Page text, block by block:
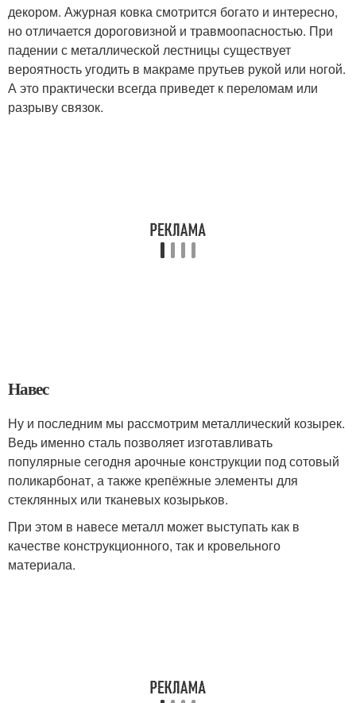
декором. Ажурная ковка смотрится богато и интересно,
но отличается дороговизной и травмоопасностью. При
падении с металлической лестницы существует
вероятность угодить в макраме прутьев рукой или ногой.
А это практически всегда приведет к переломам или
разрыву связок.
Навес
Ну и последним мы рассмотрим металлический козырек.
Ведь именно сталь позволяет изготавливать
популярные сегодня арочные конструкции под сотовый
поликарбонат, а также крепёжные элементы для
стеклянных или тканевых козырьков.
При этом в навесе металл может выступать как в
качестве конструкционного, так и кровельного
материала.